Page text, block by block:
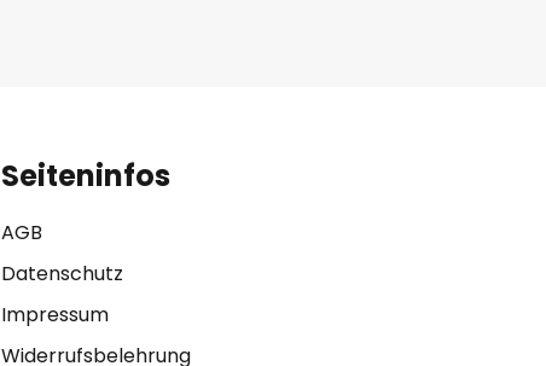
Seiteninfos
AGB
Datenschutz
Impressum
Widerrufsbelehrung